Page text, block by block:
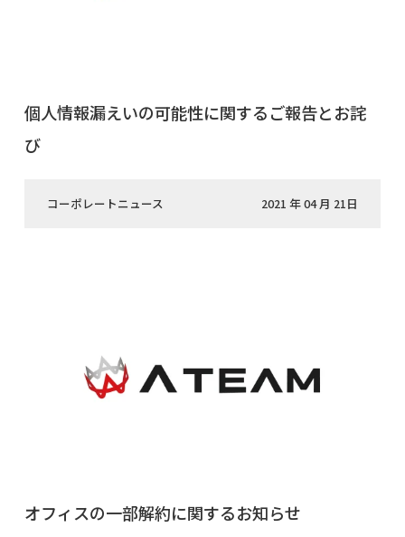
個人情報漏えいの可能性に関するご報告とお詫
び
コーポレートニュース 2021 年 04 月 21日
オフィスの一部解約に関するお知らせ